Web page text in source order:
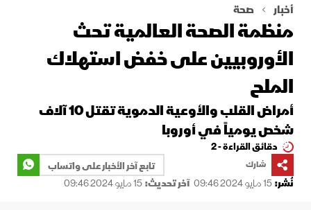
أخبار صحة
منظمة الصحة العالمية تحث
الأوروبيين على خفض استهلاك
الملح
أمراض القلب والأوعية الدموية تقتل 10 آلاف
شخص يومياً في أوروبا
دقائق القراءة - 2
شارك
تابع آخر الأخبار على واتساب
نُشر:15 مايو 2024 09:46 آخر تحديث:15 مايو 2024 09:46